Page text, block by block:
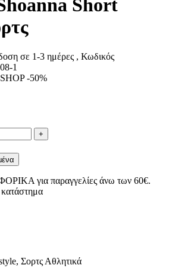
Short
σε 1-3 ημέρες , Κωδικός
1
-50%
+
για παραγγελίες άνω των 60€.
Σορτς Αθλητικά